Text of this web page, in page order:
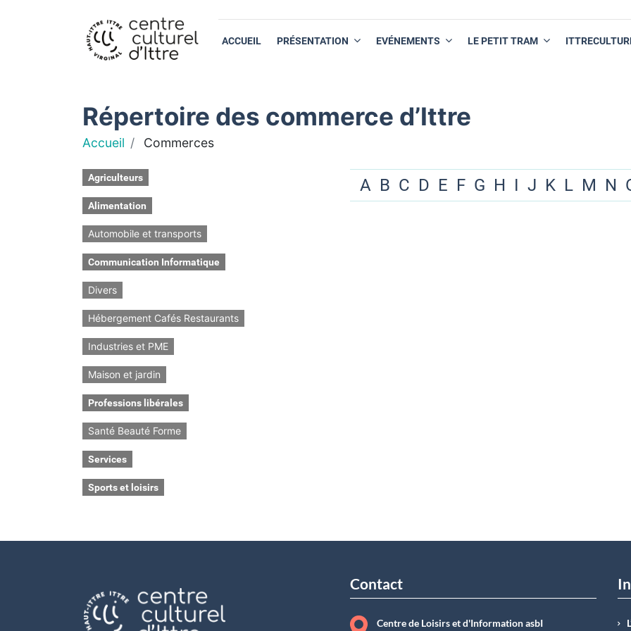
ACCUEIL PRÉSENTATION EVÉNEMENTS LE PETIT TRAM
Répertoire des commerce d’Ittre
Accueil Commerces
Agriculteurs
Alimentation
Automobile et transports
Communication Informatique
Divers
Hébergement Cafés Restaurants
Industries et PME
Maison et jardin
Professions libérales
Santé Beauté Forme
Services
Sports et loisirs
A B C D E F G H I J K L M N
Contact
Centre de Loisirs et d'Information asbI